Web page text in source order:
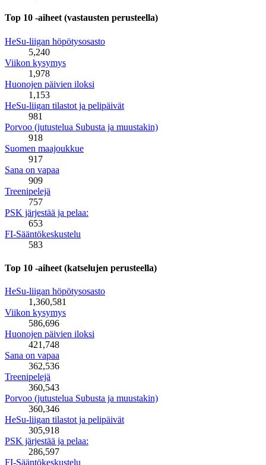
Top 10 -aiheet (vastausten perusteella)
HeSu-liigan höpötysosasto
5,240
Viikon kysymys
1,978
Huonojen päivien iloksi
1,153
HeSu-liigan tilastot ja pelipäivät
981
Porvoo (jutustelua Subusta ja muustakin)
918
Suomen maajoukkue
917
Sana on vapaa
909
Treenipelejä
757
PSK järjestää ja pelaa:
653
FI-Sääntökeskustelu
583
Top 10 -aiheet (katselujen perusteella)
HeSu-liigan höpötysosasto
1,360,581
Viikon kysymys
586,696
Huonojen päivien iloksi
421,748
Sana on vapaa
362,536
Treenipelejä
360,543
Porvoo (jutustelua Subusta ja muustakin)
360,346
HeSu-liigan tilastot ja pelipäivät
305,918
PSK järjestää ja pelaa:
286,597
FI-Sääntökeskustelu